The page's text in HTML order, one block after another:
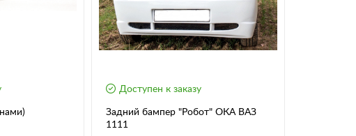
Доступен к заказу
Задний бампер "Робот" ОКА ВАЗ
1111